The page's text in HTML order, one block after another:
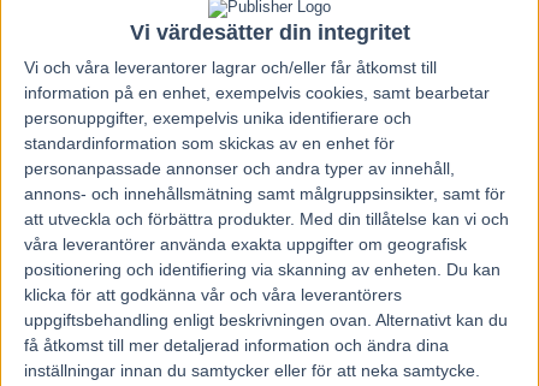
Vi värdesätter din integritet
Vi och våra leverantorer lagrar och/eller får åtkomst till
information på en enhet, exempelvis cookies, samt bearbetar
personuppgifter, exempelvis unika identifierare och
standardinformation som skickas av en enhet för
personanpassade annonser och andra typer av innehåll,
annons- och innehållsmätning samt målgruppsinsikter, samt för
att utveckla och förbättra produkter. Med din tillåtelse kan vi och
våra leverantörer använda exakta uppgifter om geografisk
positionering och identifiering via skanning av enheten. Du kan
klicka för att godkänna vår och våra leverantörers
uppgiftsbehandling enligt beskrivningen ovan. Alternativt kan du
få åtkomst till mer detaljerad information och ändra dina
inställningar innan du samtycker eller för att neka samtycke.
”Kommer att spurta vasst”
Virgin Maiden (V75-4) galopperade direkt senast, men
visade storform i två virvlande avslutningar från svåra
utgångslägen innan dess.
– Hon är svår att volta med då hon inte har någon rygg, då
blir hon för vass, därav galoppen. Nu har vi en rygg i volten
och då tror jag att hon sköter sig. Hästen har höjt sig en
nivå i sommar och ser fortsatt fin ut i träningen så jag
räknar med att formen är intakt och att hon kommer att
spurta vasst igen. Får vi rätt resa i ryggar så kan det räcka
till en plats, eller till och med vinst om det klaffar perfekt.
Hon är anmäld med jänkarvagn, är det korrekt?